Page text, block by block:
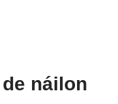
náilon